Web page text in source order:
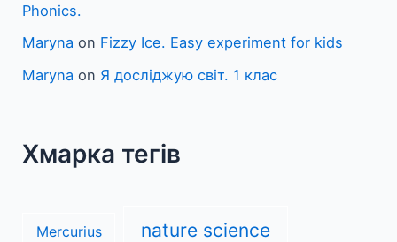
Phonics.
Maryna on Fizzy Ice. Easy experiment for kids
Maryna on Я досліджую світ. 1 клас
Хмарка тегів
Mercurius nature science